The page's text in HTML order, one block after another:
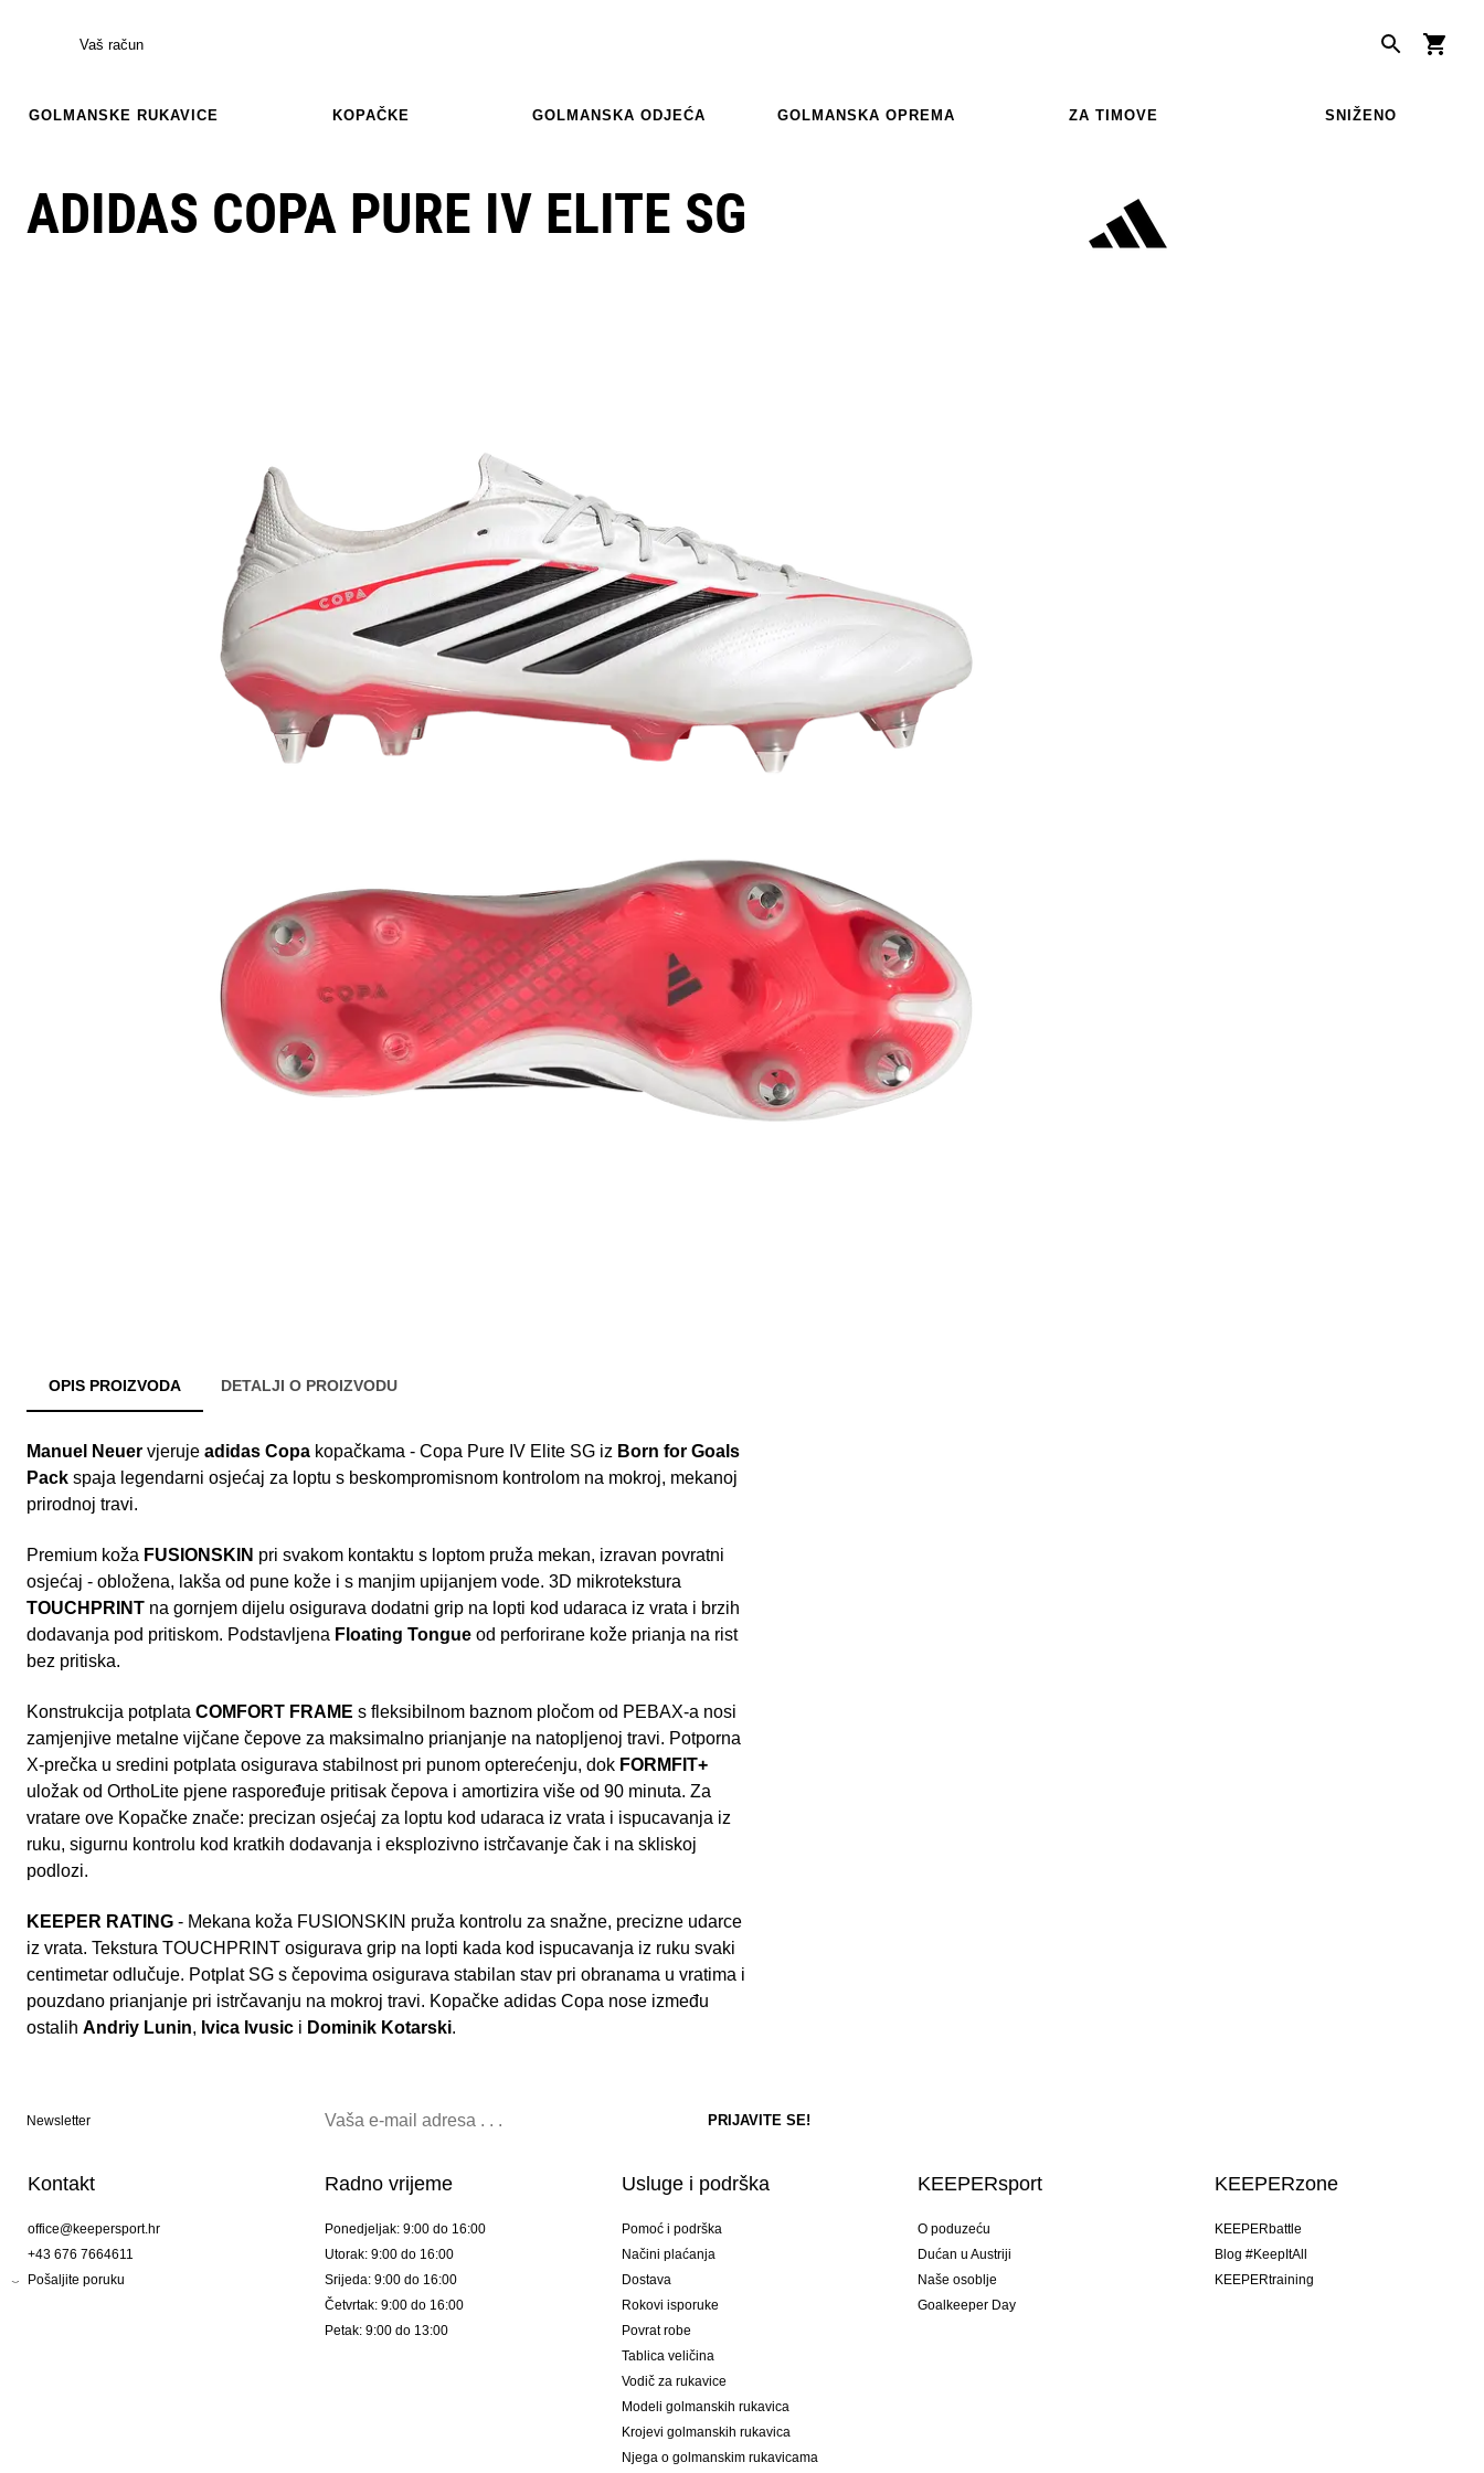
Vaš račun
GOLMANSKE RUKAVICE KOPAČKE GOLMANSKA ODJEĆA GOLMANSKA OPREMA ZA TIMOVE SNIŽENO
ADIDAS COPA PURE IV ELITE SG
OPIS PROIZVODA DETALJI O PROIZVODU
Manuel Neuer vjeruje adidas Copa kopačkama - Copa Pure IV Elite SG iz Born for Goals
Pack spaja legendarni osjećaj za loptu s beskompromisnom kontrolom na mokroj, mekanoj
prirodnoj travi.
Premium koža FUSIONSKIN pri svakom kontaktu s loptom pruža mekan, izravan povratni
osjećaj - obložena, lakša od pune kože i s manjim upijanjem vode. 3D mikrotekstura
TOUCHPRINT na gornjem dijelu osigurava dodatni grip na lopti kod udaraca iz vrata i brzih
dodavanja pod pritiskom. Podstavljena Floating Tongue od perforirane kože prianja na rist
bez pritiska.
Konstrukcija potplata COMFORT FRAME s fleksibilnom baznom pločom od PEBAX-a nosi
zamjenjive metalne vijčane čepove za maksimalno prianjanje na natopljenoj travi. Potporna
X-prečka u sredini potplata osigurava stabilnost pri punom opterećenju, dok FORMFIT+
uložak od OrthoLite pjene raspoređuje pritisak čepova i amortizira više od 90 minuta. Za
vratare ove Kopačke znače: precizan osjećaj za loptu kod udaraca iz vrata i ispucavanja iz
ruku, sigurnu kontrolu kod kratkih dodavanja i eksplozivno istrčavanje čak i na skliskoj
podlozi.
KEEPER RATING - Mekana koža FUSIONSKIN pruža kontrolu za snažne, precizne udarce
iz vrata. Tekstura TOUCHPRINT osigurava grip na lopti kada kod ispucavanja iz ruku svaki
centimetar odlučuje. Potplat SG s čepovima osigurava stabilan stav pri obranama u vratima i
pouzdano prianjanje pri istrčavanju na mokroj travi. Kopačke adidas Copa nose između
ostalih Andriy Lunin, Ivica Ivusic i Dominik Kotarski.
Newsletter
Kontakt
office@keepersport.hr
+43 676 7664611
Pošaljite poruku
Radno vrijeme
Ponedjeljak: 9:00 do 16:00
Utorak: 9:00 do 16:00
Srijeda: 9:00 do 16:00
Četvrtak: 9:00 do 16:00
Petak: 9:00 do 13:00
Usluge i podrška
Pomoć i podrška
Načini plaćanja
Dostava
Rokovi isporuke
Povrat robe
Tablica veličina
Vodič za rukavice
Modeli golmanskih rukavica
Krojevi golmanskih rukavica
Njega o golmanskim rukavicama
KEEPERsport
O poduzeću
Dućan u Austriji
Naše osoblje
Goalkeeper Day
KEEPERzone
KEEPERbattle
Blog #KeepItAll
KEEPERtraining